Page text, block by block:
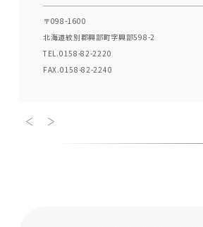
〒098-1600
北海道紋別郡興部町字興部598-2
TEL.0158-82-2220
FAX.0158-82-2240